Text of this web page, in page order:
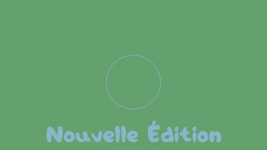
Nouvelle Édition